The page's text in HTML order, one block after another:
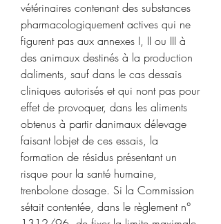
vétérinaires contenant des substances
pharmacologiquement actives qui ne
figurent pas aux annexes I, II ou III à
des animaux destinés à la production
daliments, sauf dans le cas dessais
cliniques autorisés et qui nont pas pour
effet de provoquer, dans les aliments
obtenus à partir danimaux délevage
faisant lobjet de ces essais, la
formation de résidus présentant un
risque pour la santé humaine,
trenbolone dosage. Si la Commission
sétait contentée, dans le règlement n°